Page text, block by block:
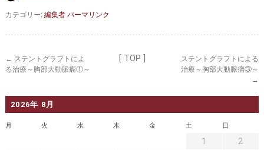
お問い合わせ
外来予約をされた方へ
私どもの特色 治療目的と治療対象
ご紹介いただく場合
カテゴリー:編集者パーマリンク
← ステントグラフトによ
る治療～胸部大動脈瘤①～
[ TOP ]
ステントグラフトによる
治療～胸部大動脈瘤③～
→
2026年 8月
月 火 水 木 金 土 日
1
2